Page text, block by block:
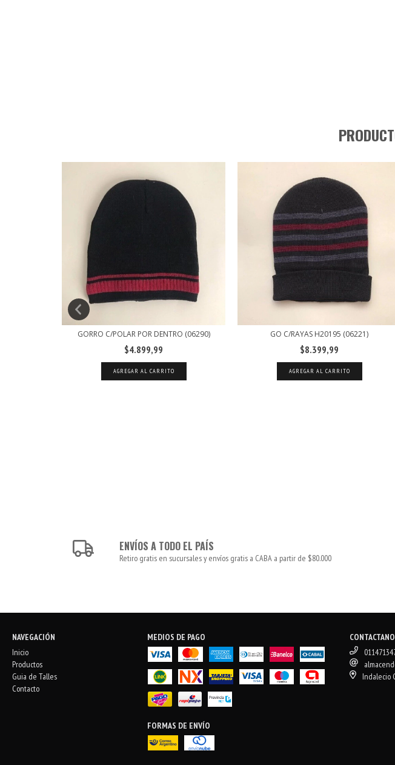
GORRO C/POLAR POR DENTRO (06290)
$4.899,99
AGREGAR AL CARRITO
GO C/RAYAS H20195 (06221)
$8.399,99
AGREGAR AL CARRITO
ENVÍOS A TODO EL PAÍS
Retiro gratis en sucursales y envíos gratis a CABA a partir de $80.000
NAVEGACIÓN
Inicio
Productos
Guia de Talles
Contacto
MEDIOS DE PAGO
FORMAS DE ENVÍO
Indalecio